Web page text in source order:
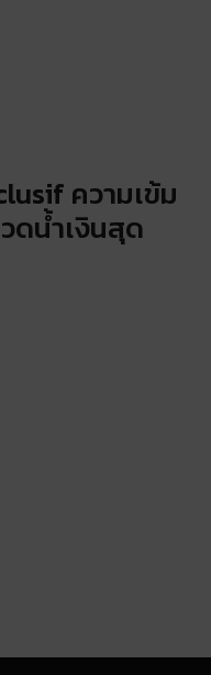
ความเข้ม
ดน้ำเงินสุด